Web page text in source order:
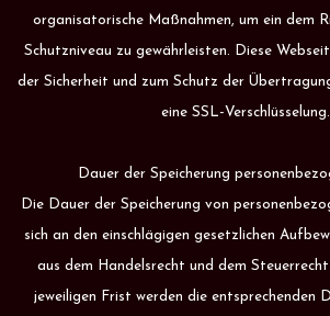
organisatorische Maßnahmen, um ein dem
Schutzniveau zu gewährleisten. Diese
der Sicherheit und zum Schutz der
eine SSL-Verschlüsselung.
Dauer der Speicherung
Die Dauer der Speicherung von
sich an den einschlägigen gesetzlichen
aus dem Handelsrecht und dem
jeweiligen Frist werden die entsprechenden